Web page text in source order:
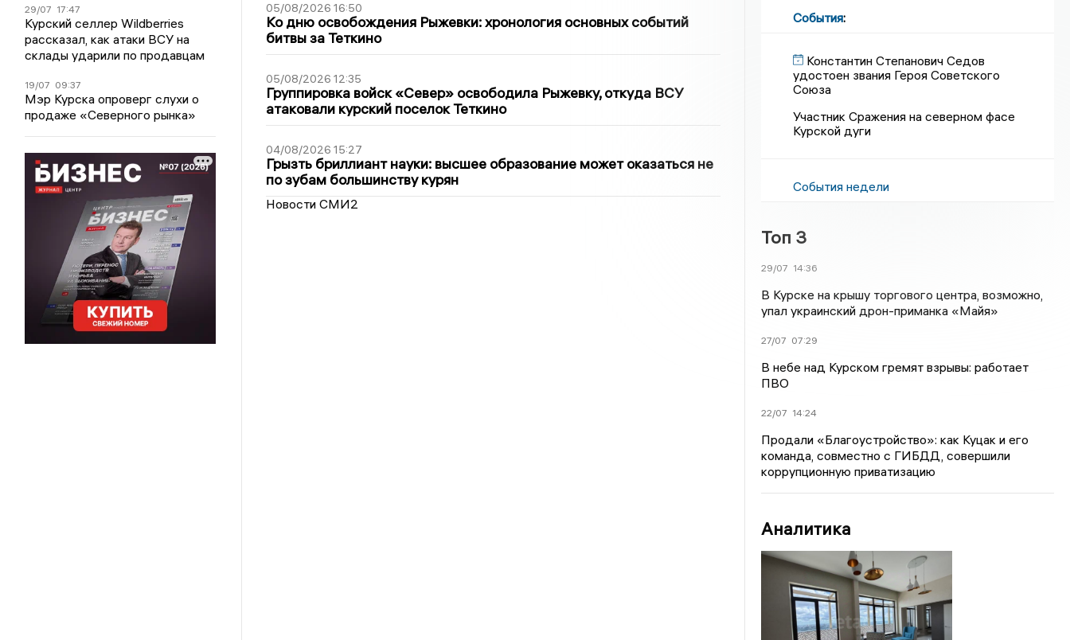
29/07 17:47
Курский селлер Wildberries
рассказал, как атаки ВСУ на
склады ударили по продавцам
19/07 09:37
Мэр Курска опроверг слухи о
продаже «Северного рынка»
05/08/2026 16:50
Ко дню освобождения Рыжевки: хронология основных событий
битвы за Теткино
05/08/2026 12:35
Группировка войск «Север» освободила Рыжевку, откуда ВСУ
атаковали курский поселок Теткино
04/08/2026 15:27
Грызть бриллиант науки: высшее образование может оказаться не
по зубам большинству курян
Новости СМИ2
События:
Константин Степанович Седов
удостоен звания Героя Советского
Союза
Участник Сражения на северном фасе
Курской дуги
События недели
Топ 3
29/07 14:36
В Курске на крышу торгового центра, возможно,
упал украинский дрон-приманка «Майя»
27/07 07:29
В небе над Курском гремят взрывы: работает
ПВО
22/07 14:24
Продали «Благоустройство»: как Куцак и его
команда, совместно с ГИБДД, совершили
коррупционную приватизацию
Аналитика